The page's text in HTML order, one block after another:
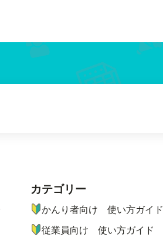
ナビゲーションメニュー
カテゴリー
かんり者向け 使い方ガイド
従業員向け 使い方ガイド